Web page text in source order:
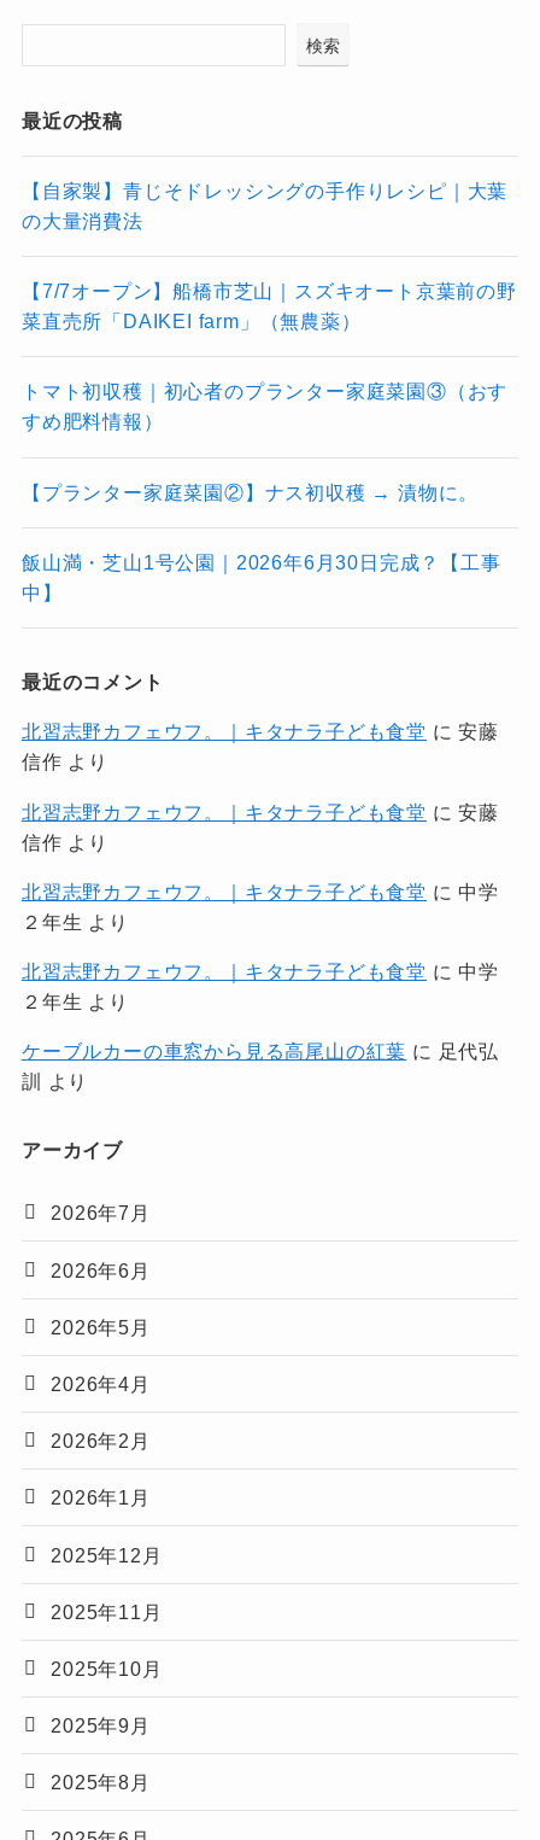
検索
最近の投稿
【自家製】青じそドレッシングの手作りレシピ｜大葉
の大量消費法
【7/7オープン】船橋市芝山｜スズキオート京葉前の野
菜直売所「DAIKEI farm」（無農薬）
トマト初収穫｜初心者のプランター家庭菜園③（おす
すめ肥料情報）
【プランター家庭菜園②】ナス初収穫 → 漬物に。
飯山満・芝山1号公園｜2026年6月30日完成？【工事
中】
最近のコメント
北習志野カフェウフ。｜キタナラ子ども食堂 に安藤
信作 より
北習志野カフェウフ。｜キタナラ子ども食堂 に安藤
信作 より
北習志野カフェウフ。｜キタナラ子ども食堂 に 中学
２年生 より
北習志野カフェウフ。｜キタナラ子ども食堂 に 中学
２年生 より
ケーブルカーの車窓から見る高尾山の紅葉 に 足代弘
訓
より
アーカイブ
2026年7月
2026年6月
2026年5月
2026年4月
2026年2月
2026年1月
2025年12月
2025年11月
2025年10月
2025年9月
2025年8月